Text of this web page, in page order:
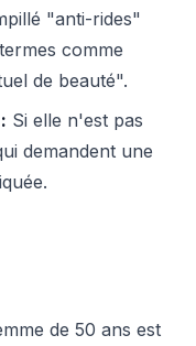
"anti-rides"
comme
de beauté".
Si elle n'est pas
demandent une
de 50 ans est